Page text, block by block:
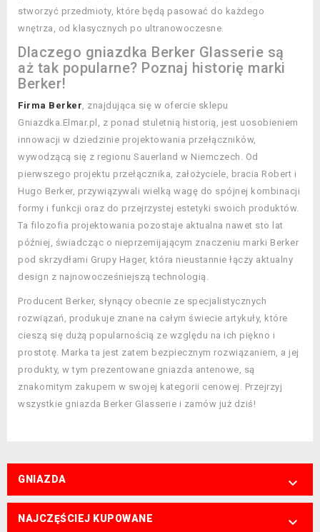
stworzyć przedmioty, które będą pasować do każdego
wnętrza, od klasycznych po ultranowoczesne.
Dlaczego gniazdka Berker Glasserie są
aż tak popularne? Poznaj historię marki
Berker!
Firma Berker, znajdująca się w ofercie sklepu
Gniazdka.Elmar.pl, z ponad stuletnią historią, jest uosobieniem
innowacji w dziedzinie projektowania przełączników,
wywodzącą się z regionu Sauerland w Niemczech. Od
pierwszego projektu przełącznika, założyciele, bracia Robert i
Hugo Berker, przywiązywali wielką wagę do spójnej kombinacji
formy i funkcji oraz do przejrzystej estetyki swoich produktów.
Ta filozofia projektowania pozostaje aktualna nawet sto lat
później, świadcząc o nieprzemijającym znaczeniu marki Berker
pod skrzydłami Grupy Hager, która nieustannie łączy aktualny
design z najnowocześniejszą technologią.
Producent Berker, słynący obecnie ze specjalistycznych
rozwiązań, produkuje znane na całym świecie artykuły, które
cieszą się dużą popularnością ze względu na ich piękno i
prostotę. Marka ta jest zatem bezpiecznym rozwiązaniem, a jej
produkty, w tym prezentowane gniazda antenowe, są
znakomitym zakupem w swojej kategorii cenowej. Przejrzyj
wszystkie gniazda Berker Glasserie i zamów już dziś!
GNIAZDA 
NAJCZĘŚCIEJ KUPOWANE 